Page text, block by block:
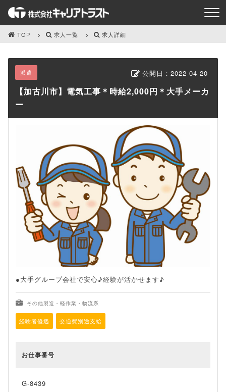
TOP 求人一覧 求人詳細
公開日：2022-04-20
派遣
【加古川市】電気工事＊時給2,000円＊大手メーカ
ー
●大手グループ会社で安心♪経験が活かせます♪
その他製造・軽作業・物流系
経験者優遇 交通費別途支給
お仕事番号
G-8439